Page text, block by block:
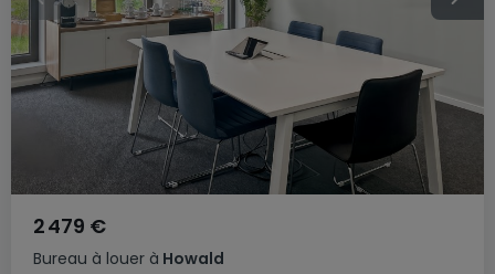
Bureau à louer à Howald
2 479 €